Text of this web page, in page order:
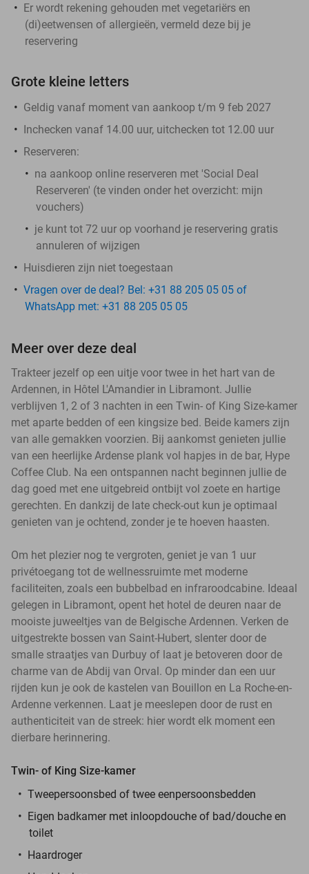
Er wordt rekening gehouden met vegetariërs en
(di)eetwensen of allergieën, vermeld deze bij je
reservering
Grote kleine letters
Geldig vanaf moment van aankoop t/m 9 feb 2027
Inchecken vanaf 14.00 uur, uitchecken tot 12.00 uur
Reserveren:
na aankoop online reserveren met 'Social Deal
Reserveren' (te vinden onder het overzicht: mijn
vouchers)
je kunt tot 72 uur op voorhand je reservering gratis
annuleren of wijzigen
Huisdieren zijn niet toegestaan
Vragen over de deal? Bel: +31 88 205 05 05 of
WhatsApp met: +31 88 205 05 05
Meer over deze deal
Trakteer jezelf op een uitje voor twee in het hart van de
Ardennen, in Hôtel L'Amandier in Libramont. Jullie
verblijven 1, 2 of 3 nachten in een Twin- of King Size-kamer
met aparte bedden of een kingsize bed. Beide kamers zijn
van alle gemakken voorzien. Bij aankomst genieten jullie
van een heerlijke Ardense plank vol hapjes in de bar, Hype
Coffee Club. Na een ontspannen nacht beginnen jullie de
dag goed met ene uitgebreid ontbijt vol zoete en hartige
gerechten. En dankzij de late check-out kun je optimaal
genieten van je ochtend, zonder je te hoeven haasten.
Om het plezier nog te vergroten, geniet je van 1 uur
privétoegang tot de wellnessruimte met moderne
faciliteiten, zoals een bubbelbad en infraroodcabine. Ideaal
gelegen in Libramont, opent het hotel de deuren naar de
mooiste juweeltjes van de Belgische Ardennen. Verken de
uitgestrekte bossen van Saint-Hubert, slenter door de
smalle straatjes van Durbuy of laat je betoveren door de
charme van de Abdij van Orval. Op minder dan een uur
rijden kun je ook de kastelen van Bouillon en La Roche-en-
Ardenne verkennen. Laat je meeslepen door de rust en
authenticiteit van de streek: hier wordt elk moment een
dierbare herinnering.
Twin- of King Size-kamer
Tweepersoonsbed of twee eenpersoonsbedden
Eigen badkamer met inloopdouche of bad/douche en
toilet
Haardroger